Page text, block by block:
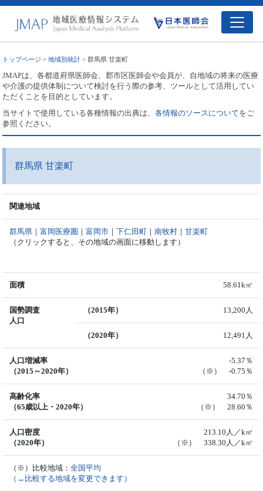
トップページ >地域別統計 > 群馬県 甘楽町
JMAPは、各都道府県医師会、郡市区医師会や会員が、自地域の将来の医療
や介護の提供体制について検討を行う際の参考、ツールとして活用してい
ただくことを目的としています。
当サイトで使用している各種情報の出典は、各情報のソースについてをご
参照ください。
群馬県 甘楽町
関連地域
群馬県 ｜富岡医療圏 ｜富岡市 ｜下仁田町 ｜南牧村 ｜甘楽町
（クリックすると、その地域の画面に移動します）
面積 58.61k㎡
国勢調査
人口
（2015年） 13,200人
（2020年） 12,491人
人口増減率
（2015～2020年）
-5.37％
（※） -0.75％
高齢化率
（65歳以上・2020年）
34.70％
（※） 28.60％
人口密度
（2020年）
213.10人／k㎡
（※） 338.30人／k㎡
（※）比較地域：全国平均
（→比較する地域を変更できます）